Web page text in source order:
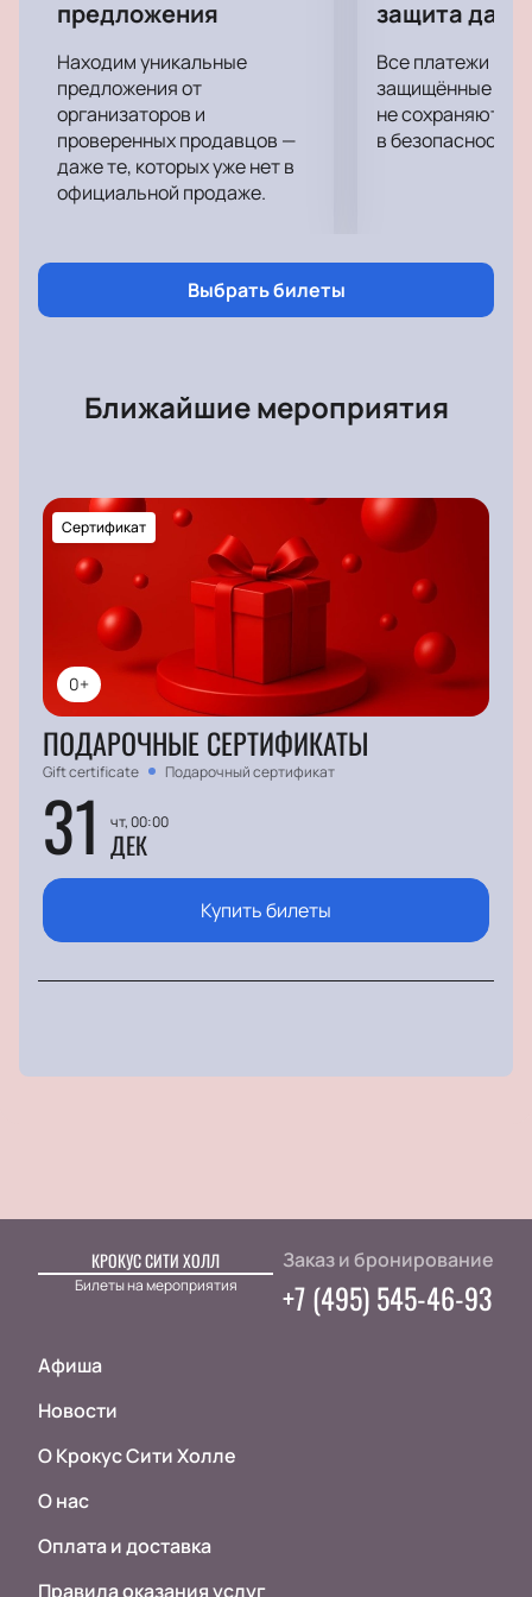
предложения
Находим уникальные
предложения от
организаторов и
проверенных продавцов —
даже те, которых уже нет в
официальной продаже.
защита
Все платежи
защищённые
не сохраняются
в безопасности.
Выбрать билеты
Ближайшие мероприятия
0+
Сертификат
ПОДАРОЧНЫЕ СЕРТИФИКАТЫ
Gift certificate Подарочный сертификат
31 чт, 00:00
ДЕК
Купить билеты
КРОКУС СИТИ ХОЛЛ
Билеты на мероприятия
Афиша
Новости
О Крокус Сити Холле
О нас
Оплата и доставка
Правила оказания услуг
Заказ и бронирование
+7 (495) 545-46-93